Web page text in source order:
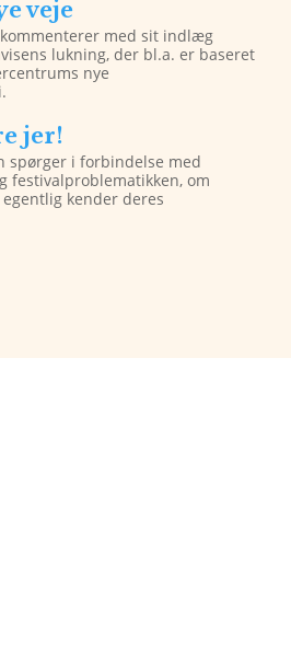
veje
med sit indlæg
lukning, der bl.a. er baseret
nye
jer!
spørger i forbindelse med
festivalproblematikken, om
kender deres